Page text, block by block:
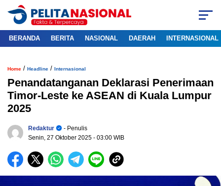
BERANDA BERITA NASIONAL DAERAH INTERNASIONAL
Home / Headline / Internasional
Penandatanganan Deklarasi Penerimaan
Timor-Leste ke ASEAN di Kuala Lumpur
2025
Redaktur
- Penulis
Senin, 27 Oktober 2025 - 03:00 WIB